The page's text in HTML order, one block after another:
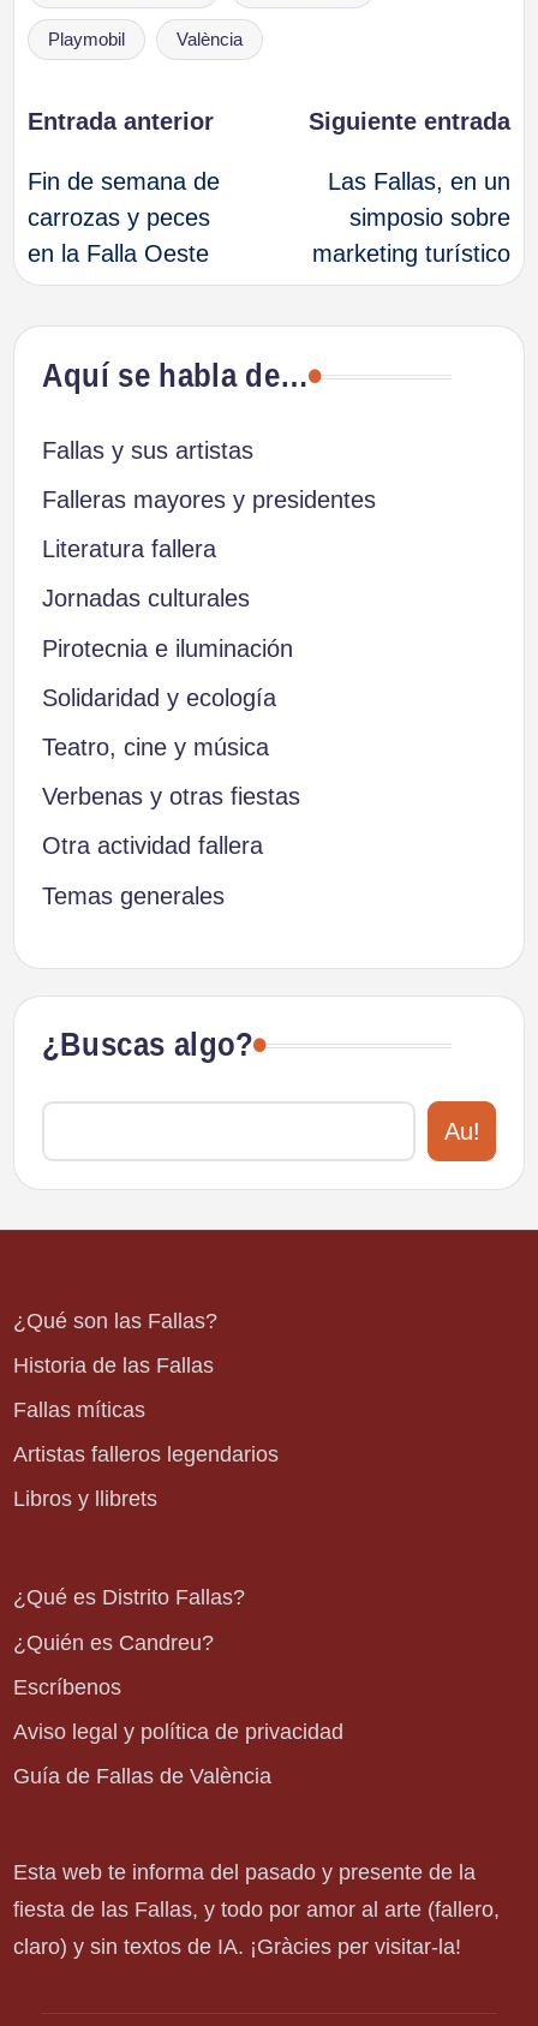
Playmobil València
Navegación
de
entradas
Entrada anterior
Fin de semana de
carrozas y peces
en la Falla Oeste
Siguiente entrada
Las Fallas, en un
simposio sobre
marketing turístico
Aquí se habla de…
Fallas y sus artistas
Falleras mayores y presidentes
Literatura fallera
Jornadas culturales
Pirotecnia e iluminación
Solidaridad y ecología
Teatro, cine y música
Verbenas y otras fiestas
Otra actividad fallera
Temas generales
¿Buscas algo?
Au!
¿Qué son las Fallas?
Historia de las Fallas
Fallas míticas
Artistas falleros legendarios
Libros y llibrets
¿Qué es Distrito Fallas?
¿Quién es Candreu?
Escríbenos
Aviso legal y política de privacidad
Guía de Fallas de València
Esta web te informa del pasado y presente de la
fiesta de las Fallas, y todo por amor al arte (fallero,
claro) y sin textos de IA. ¡Gràcies per visitar-la!